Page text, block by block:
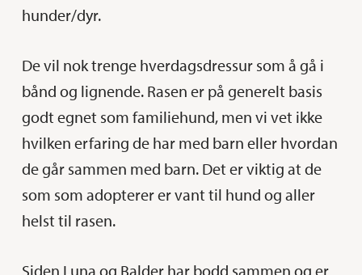
hunder/dyr.
De vil nok trenge hverdagsdressur som å gå i
bånd og lignende. Rasen er på generelt basis
godt egnet som familiehund, men vi vet ikke
hvilken erfaring de har med barn eller hvordan
de går sammen med barn. Det er viktig at de
som som adopterer er vant til hund og aller
helst til rasen.
Siden Luna og Balder har bodd sammen og er